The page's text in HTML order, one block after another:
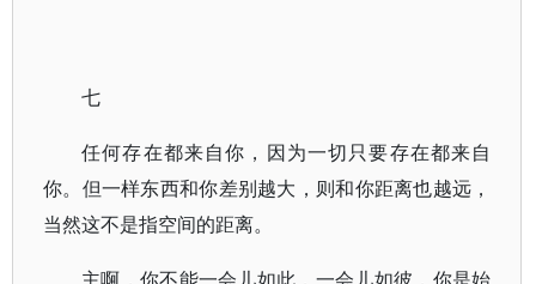
七
任何存在都来自你，因为一切只要存在都来自
你。但一样东西和你差别越大，则和你距离也越远，
当然这不是指空间的距离。